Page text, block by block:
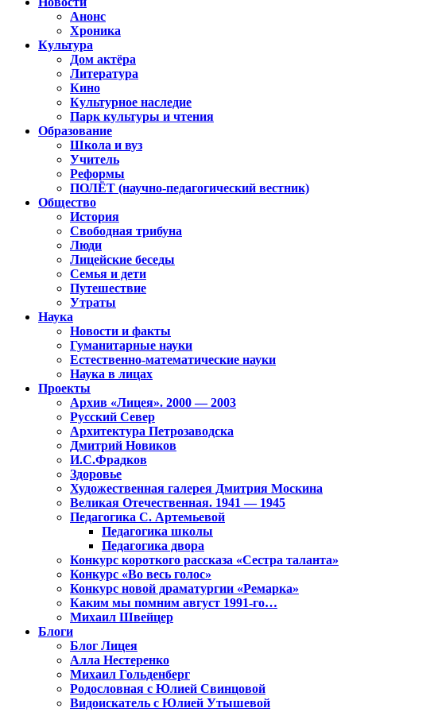
Анонс
Хроника
Культура
Дом актёра
Литература
Кино
Культурное наследие
Парк культуры и чтения
Образование
Школа и вуз
Учитель
Реформы
ПОЛЁТ (научно-педагогический вестник)
Общество
История
Свободная трибуна
Люди
Лицейские беседы
Семья и дети
Путешествие
Утраты
Наука
Новости и факты
Гуманитарные науки
Естественно-математические науки
Наука в лицах
Проекты
Архив «Лицея». 2000 — 2003
Русский Север
Архитектура Петрозаводска
Дмитрий Новиков
И.С.Фрадков
Здоровье
Художественная галерея Дмитрия Москина
Великая Отечественная. 1941 — 1945
Педагогика С. Артемьевой
Педагогика школы
Педагогика двора
Конкурс короткого рассказа «Сестра таланта»
Конкурс «Во весь голос»
Конкурс новой драматургии «Ремарка»
Каким мы помним август 1991-го…
Михаил Швейцер
Блоги
Блог Лицея
Алла Нестеренко
Михаил Гольденберг
Родословная с Юлией Свинцовой
Видоискатель с Юлией Утышевой